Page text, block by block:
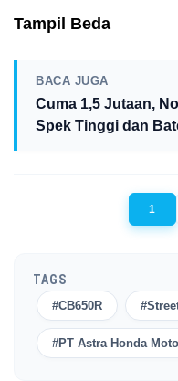
Tampil Beda
BACA JUGA
Cuma 1,5 Jutaan,
Spek Tinggi dan
1
TAGS
#CB650R
#PT Astra Honda